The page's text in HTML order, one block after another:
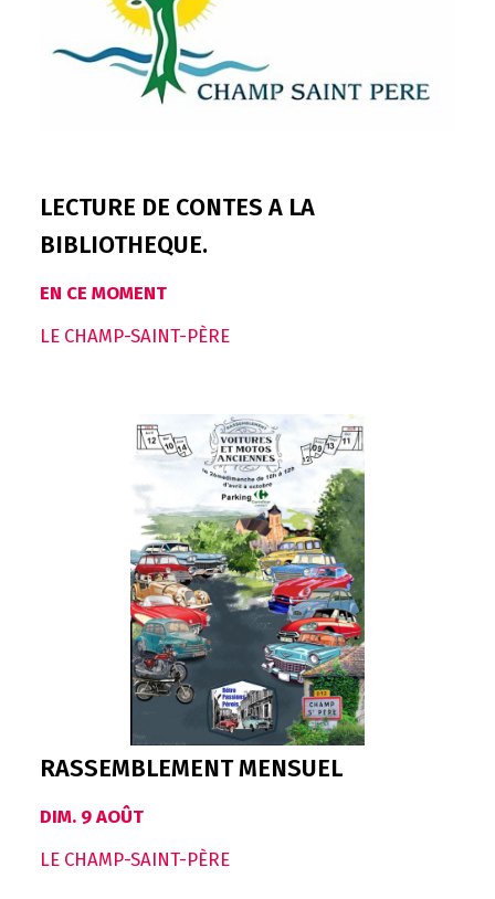
LECTURE DE CONTES A LA
BIBLIOTHEQUE.
EN CE MOMENT
LE CHAMP-SAINT-PÈRE
RASSEMBLEMENT MENSUEL
DIM. 9 AOÛT
LE CHAMP-SAINT-PÈRE